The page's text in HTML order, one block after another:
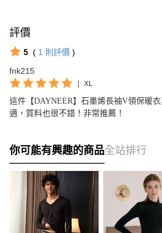
評價
5 ( 1 則評價 )
fnk215
| XL
這件【DAYNEER】石墨烯長袖V領保暖
適，質料也很不錯！非常推薦！
你可能有興趣的商品全站排行